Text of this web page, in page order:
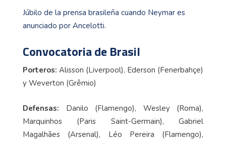
Júbilo de la prensa brasileña cuando Neymar es
anunciado por Ancelotti.
Convocatoria de Brasil
Porteros: Alisson (Liverpool), Ederson (Fenerbahçe)
y Weverton (Grêmio)
Defensas: Danilo (Flamengo), Wesley (Roma),
Marquinhos (Paris Saint-Germain), Gabriel
Magalhães (Arsenal), Léo Pereira (Flamengo),